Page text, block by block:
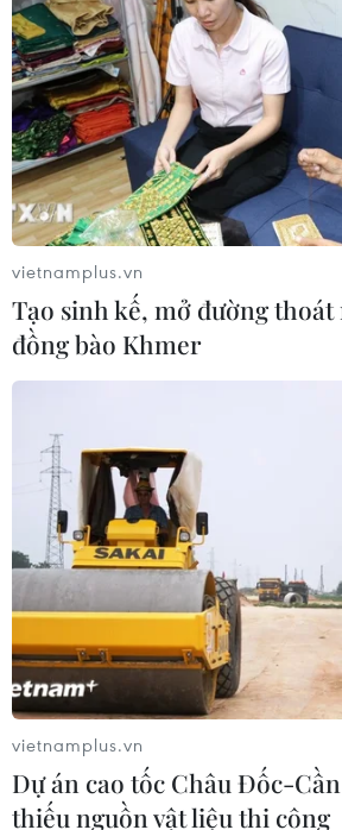
vietnamplus.vn
Tạo sinh kế, mở đường thoát
đồng bào Khmer
vietnamplus.vn
Dự án cao tốc Châu Đốc-
thiếu nguồn vật liệu thi công